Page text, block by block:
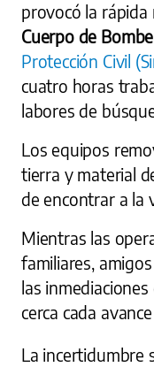
provocó la rápida
Cuerpo de
Protección Civil
cuatro horas
labores de
Los equipos
tierra y material
de encontrar a la
Mientras las
familiares,
las
cerca cada
La incertidumbre